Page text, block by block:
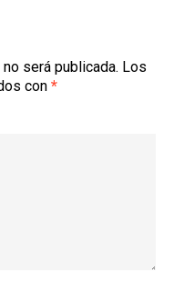
será publicada. Los
con *